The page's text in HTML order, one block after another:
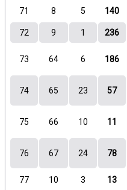
71 8 5 140
72
9 1 236
73 64 6 186
74 65 23 57
75 66 10 11
76 67 24 78
77
10 3 13